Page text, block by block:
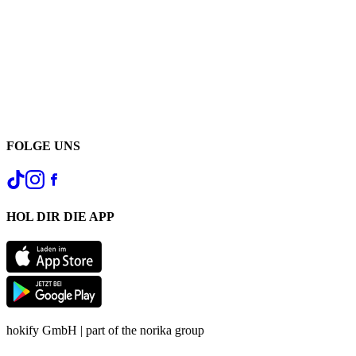
FOLGE UNS
HOL DIR DIE APP
hokify GmbH | part of the norika group